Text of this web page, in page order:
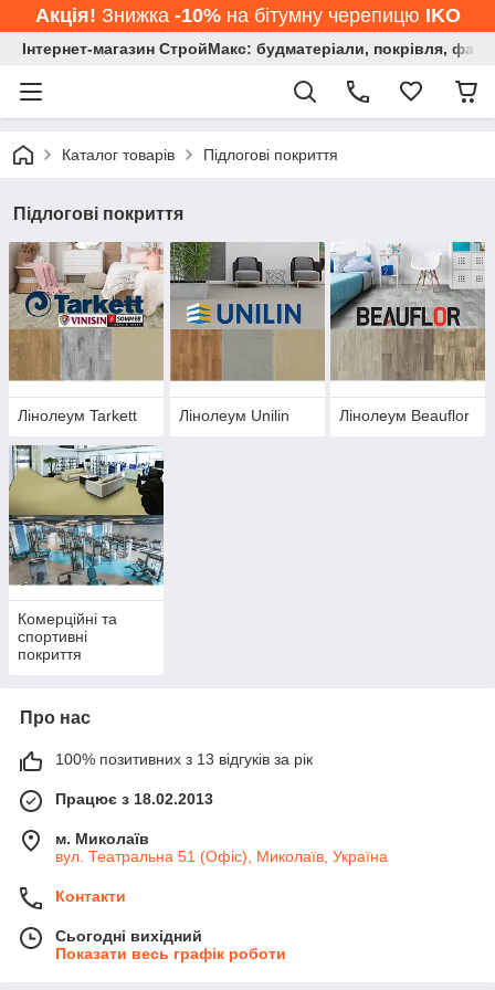
Акція! Знижка -10%на бітумну черепицю IKO
Інтернет-магазин СтройМакс: будматеріали, покрівля,
Каталог товарів Підлогові покриття
Підлогові покриття
Лінолеум Tarkett Лінолеум Unilin Лінолеум Beauflor
Комерційні та
спортивні
покриття
Про нас
100% позитивних з 13 відгуків за рік
Працює з 18.02.2013
м. Миколаїв
вул. Театральна 51 (Офіс), Миколаїв, Україна
Контакти
Сьогодні вихідний
Показати весь графік роботи